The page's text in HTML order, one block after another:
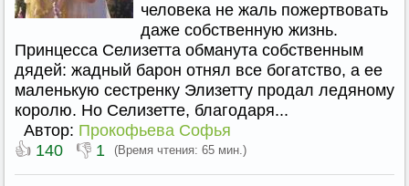
человека не жаль пожертвовать
даже собственную жизнь.
Принцесса Селизетта обманута собственным
дядей: жадный барон отнял все богатство, а ее
маленькую сестренку Элизетту продал ледяному
королю. Но Селизетте, благодаря...
Автор: Прокофьева Софья
👍 140 👎 1 (Время чтения: 65 мин.)